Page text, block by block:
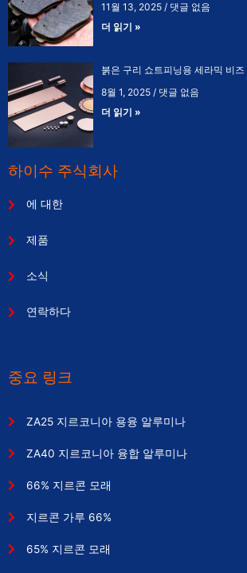
11월 13, 2025
댓글 없음
더 읽기 »
붉은 구리 쇼트피닝용 세라믹 비즈
8월 1, 2025
댓글 없음
더 읽기 »
하이수 주식회사
에 대한
제품
소식
연락하다
중요 링크
ZA25 지르코니아 용융 알루미나
ZA40 지르코니아 융합 알루미나
66% 지르콘 모래
지르콘 가루 66%
65% 지르콘 모래